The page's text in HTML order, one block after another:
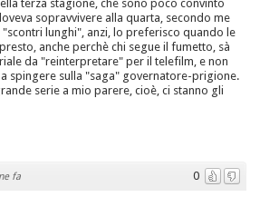
terza stagione, che sono poco convinto
sopravvivere alla quarta, secondo me
lunghi", anzi, lo preferisco quando le
anche perchè chi segue il fumetto, sà
da "reinterpretare" per il telefilm, e non
spingere sulla "saga" governatore-prigione.
serie a mio parere, cioè, ci stanno gli
0
fa